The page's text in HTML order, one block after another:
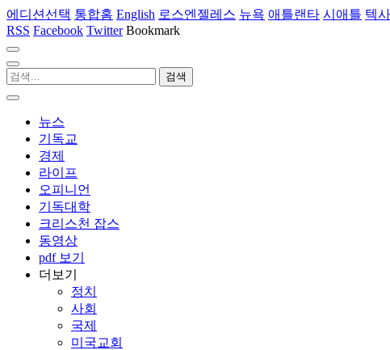
에디션선택 통합홈 English 로스엔젤레스 뉴욕 애틀랜타 시애틀 텍
RSS Facebook Twitter Bookmark
뉴스
기독교
경제
라이프
오피니언
기독대학
크리스천 잡스
동영상
pdf 보기
더보기
정치
사회
국제
미국교회